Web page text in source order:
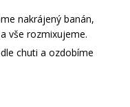
nakrájený banán,
vše rozmixujeme.
chuti a ozdobíme